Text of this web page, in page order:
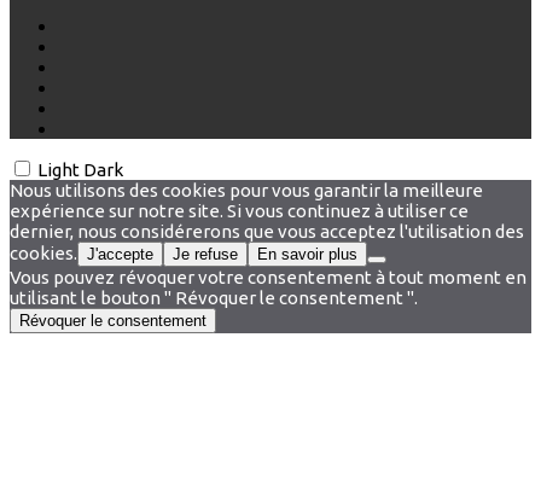
Light Dark
Nous utilisons des cookies pour vous garantir la meilleure
expérience sur notre site. Si vous continuez à utiliser ce
dernier, nous considérerons que vous acceptez l'utilisation des
cookies. J'accepte Je refuse En savoir plus
Vous pouvez révoquer votre consentement à tout moment en
utilisant le bouton " Révoquer le consentement ".
Révoquer le consentement